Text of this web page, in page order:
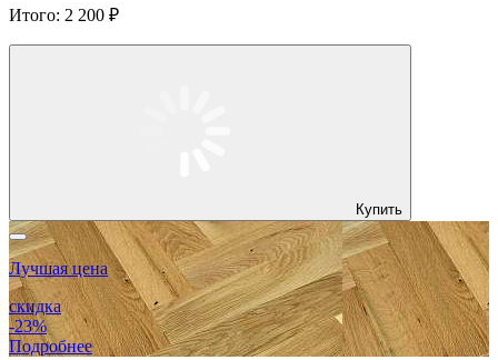
Итого: 2 200 ₽
Купить
Лучшая цена
скидка
-23%
Подробнее